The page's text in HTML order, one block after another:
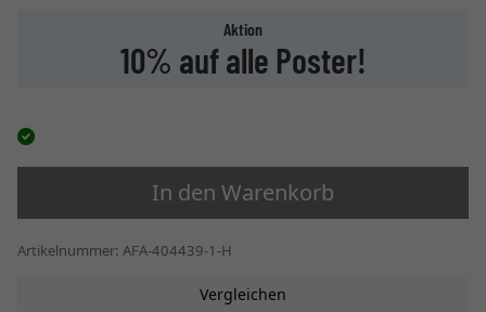
Aktion
10% auf alle Poster!
In den Warenkorb
Artikelnummer: AFA-404439-1-H
Vergleichen